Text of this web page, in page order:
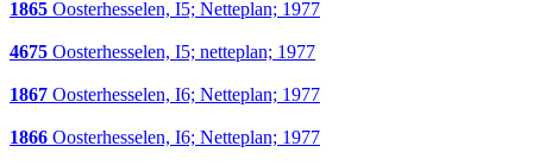
1865 Oosterhesselen, I5; Netteplan; 1977
4675 Oosterhesselen, I5; netteplan; 1977
1867 Oosterhesselen, I6; Netteplan; 1977
1866 Oosterhesselen, I6; Netteplan; 1977